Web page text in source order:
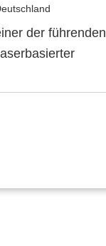
der führenden